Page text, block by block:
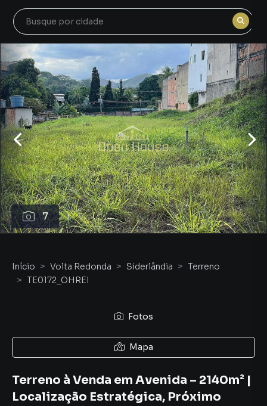
7
Início Volta Redonda Siderlândia
Terreno
TE0172_OHREI
Fotos
Mapa
Terreno à Venda em Avenida – 2140m² |
Localização Estratégica, Próximo